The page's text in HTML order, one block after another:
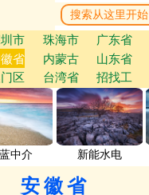
市 珠海市 广东省
省 内蒙古 山东省
区 台湾省 招找工
中介 新能水电
安徽省